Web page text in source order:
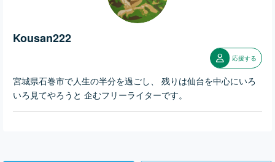
Kousan222
応援する
宮城県石巻市で人生の半分を過ごし、 残りは仙台を中心にいろ
いろ見てやろうと 企むフリーライターです。